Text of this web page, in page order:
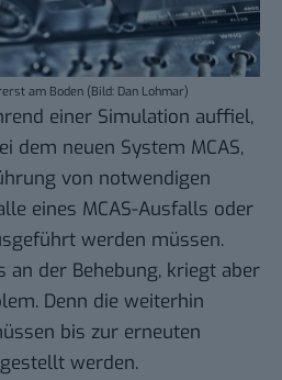
am Boden (Bild: Dan Lohmar)
einer Simulation auffiel,
dem neuen System MCAS,
von notwendigen
eines MCAS-Ausfalls oder
werden müssen.
an der Behebung, kriegt aber
Denn die weiterhin
bis zur erneuten
werden.